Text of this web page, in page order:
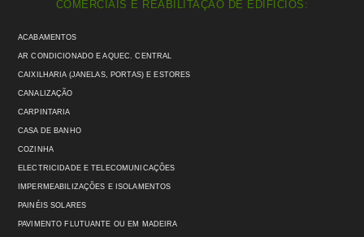
COMERCIAIS E REABILITAÇÃO DE EDIFÍCIOS:
ACABAMENTOS
AR CONDICIONADO E AQUEC. CENTRAL
CAIXILHARIA (JANELAS, PORTAS) E ESTORES
CANALIZAÇÃO
CARPINTARIA
CASA DE BANHO
COZINHA
ELECTRICIDADE E TELECOMUNICAÇÕES
IMPERMEABILIZAÇÕES E ISOLAMENTOS
PAINÉIS SOLARES
PAVIMENTO FLUTUANTE OU EM MADEIRA